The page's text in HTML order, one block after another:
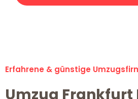
Erfahrene & günstige
Umzug Frankfurt